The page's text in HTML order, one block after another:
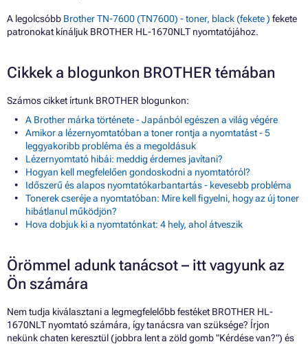
A legolcsóbb Brother TN-7600 (TN7600) - toner, black (fekete ) fekete
patronokat kínáljuk BROTHER HL-1670NLT nyomtatójához.
Cikkek a blogunkon BROTHER témában
Számos cikket írtunk BROTHER blogunkon:
A Brother márka története - Japánból egészen a világ végére
Amikor a lézernyomtatóban a toner rontja a nyomtatást - 5
leggyakoribb probléma és a megoldásuk
Lézernyomtató hibái: meddig érdemes javítani?
Hogyan kell megfelelően gondoskodni a nyomtatóról?
Időszerű és alapos nyomtatókarbantartás - kevesebb probléma
Tonerek cseréje a nyomtatóban: Mire kell figyelni, hogy az új toner
hibátlanul működjön?
Hova dobjuk ki a nyomtatónkat: 4 hely, ahol átveszik
Örömmel adunk tanácsot – itt vagyunk az
Ön számára
Nem tudja kiválasztani a legmegfelelőbb festéket BROTHER HL-
1670NLT nyomtató számára, így tanácsra van szüksége? Írjon
nekünk chaten keresztül (jobbra lent a zöld gomb "Kérdése van?") és